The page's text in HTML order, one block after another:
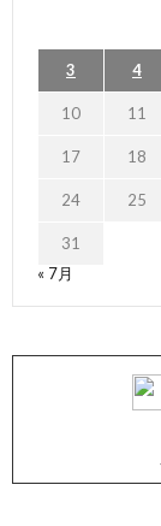
3 4
10 11
17 18
24 25
31
« 7月